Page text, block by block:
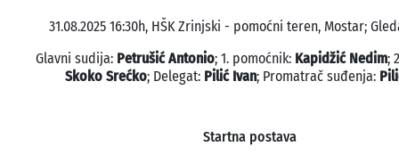
31.08.2025 16:30h, HŠK Zrinjski - pomoćni teren, Mostar;
Glavni sudija: Petrušić Antonio; 1. pomoćnik: Kapidžić Nedim;
Skoko Srećko; Delegat: Pilić Ivan; Promatrač suđenja:
Startna postava